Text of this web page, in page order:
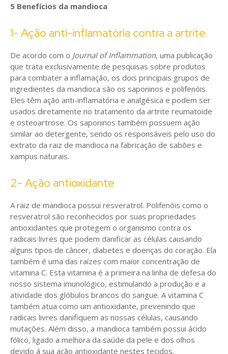
5 Benefícios da mandioca
1- Ação anti-inflamatória contra a artrite
De acordo com o Journal of Inflammation, uma publicação
que trata exclusivamente de pesquisas sobre produtos
para combater a inflamação, os dois principais grupos de
ingredientes da mandioca são os saponinos e polifenóis.
Eles têm ação anti-inflamatória e analgésica e podem ser
usados diretamente no tratamento da artrite reumatoide
e osteoartrose. Os saponinos também possuem ação
similar ao detergente, sendo os responsáveis pelo uso do
extrato da raiz de mandioca na fabricação de sabões e
xampus naturais.
2- Ação antioxidante
A raiz de mandioca possui resveratrol. Polifenóis como o
resveratrol são reconhecidos por suas propriedades
antioxidantes que protegem o organismo contra os
radicais livres que podem danificar as células causando
alguns tipos de câncer, diabetes e doenças do coração. Ela
também é uma das raízes com maior concentração de
vitamina C. Esta vitamina é a primeira na linha de defesa do
nosso sistema imunológico, estimulando a produção e a
atividade dos glóbulos brancos do sangue. A vitamina C
também atua como um antioxidante, prevenindo que
radicais livres danifiquem as nossas células, causando
mutações. Além disso, a mandioca também possui ácido
fólico, ligado a melhora da saúde da pele e dos olhos
devido á sua ação antioxidante nestes tecidos.